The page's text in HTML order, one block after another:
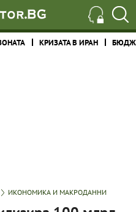
КРИЗАТА В ИРАН
ИКОНОМИКА И МАКРОДАННИ